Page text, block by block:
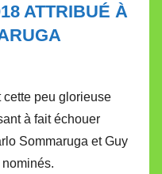
ATTRIBUÉ À
cette peu glorieuse
à fait échouer
Sommaruga et Guy